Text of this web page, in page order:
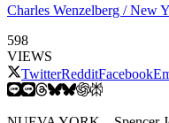
Charles Wenzelberg / New
598
VIEWS
TwitterRedditFacebook